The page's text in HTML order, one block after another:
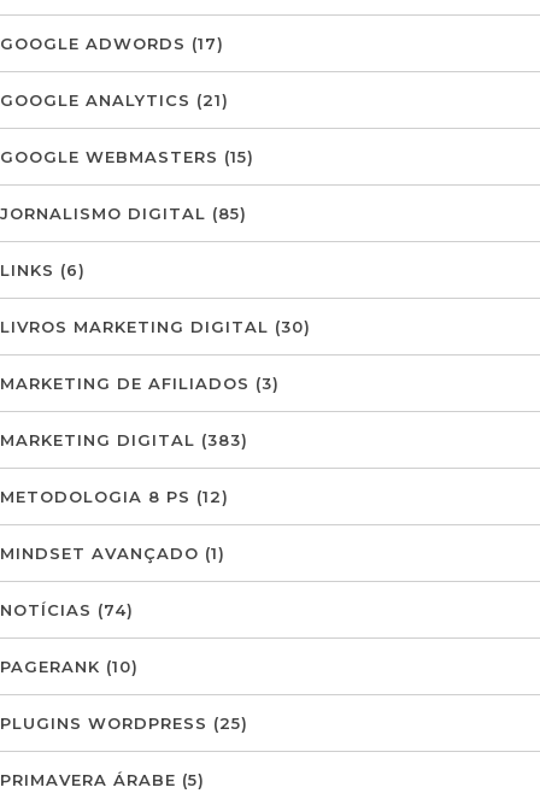
GOOGLE ADWORDS (17)
GOOGLE ANALYTICS (21)
GOOGLE WEBMASTERS (15)
JORNALISMO DIGITAL (85)
LINKS (6)
LIVROS MARKETING DIGITAL (30)
MARKETING DE AFILIADOS (3)
MARKETING DIGITAL (383)
METODOLOGIA 8 PS (12)
MINDSET AVANÇADO (1)
NOTÍCIAS (74)
PAGERANK (10)
PLUGINS WORDPRESS (25)
PRIMAVERA ÁRABE (5)